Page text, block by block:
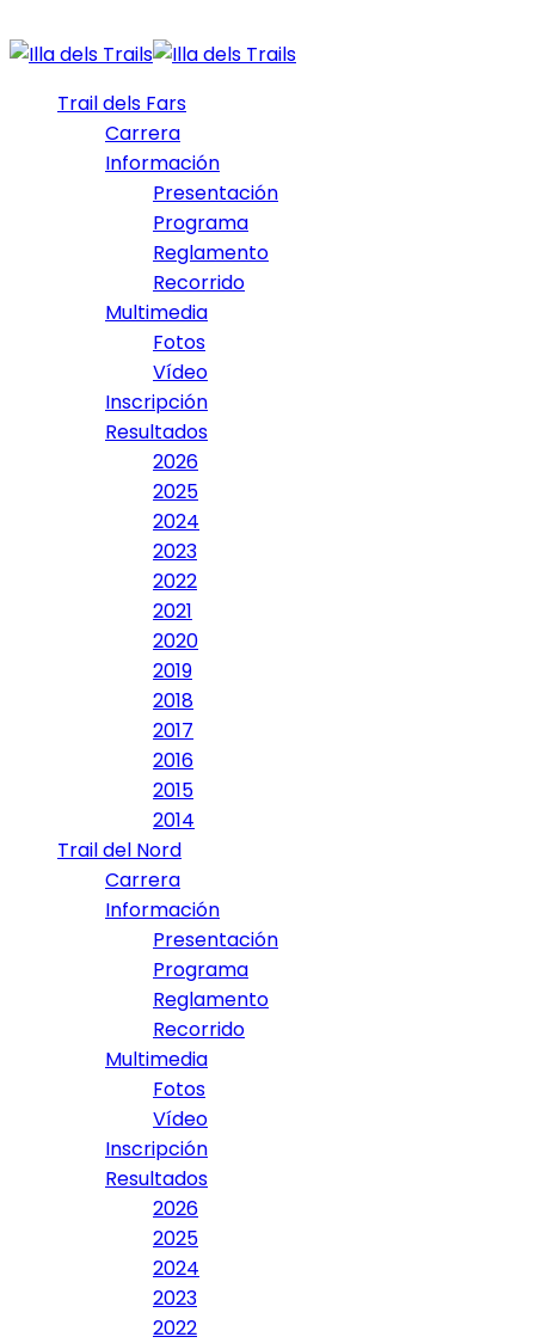
Trail dels Fars
Carrera
Información
Presentación
Programa
Reglamento
Recorrido
Multimedia
Fotos
Vídeo
Inscripción
Resultados
2026
2025
2024
2023
2022
2021
2020
2019
2018
2017
2016
2015
2014
Trail del Nord
Carrera
Información
Presentación
Programa
Reglamento
Recorrido
Multimedia
Fotos
Vídeo
Inscripción
Resultados
2026
2025
2024
2023
2022